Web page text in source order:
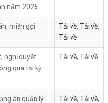
năm 2026
miễn gọi
Tải về, Tải về,
Tải về
nghị quyết
qua tại kỳ
Tải về, Tải về
án quản lý
Tải về, Tải về,